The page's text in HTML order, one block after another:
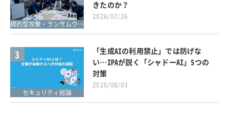
標的型攻撃・ランサムウェア対策
きたのか？
2026/07/26
3
セキュリティ総論
「生成AIの利用禁止」では防げな
い…IPAが説く「シャドーAI」5つの
対策
2026/08/03